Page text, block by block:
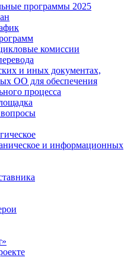
программы 2025
комиссии
и иных документах,
ОО для обеспечения
процесса
вопросы
и информационных